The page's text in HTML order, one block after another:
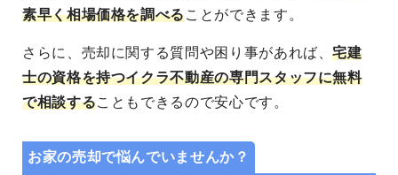
素早く相場価格を調べることができます。
さらに、売却に関する質問や困り事があれば、宅建
士の資格を持つイクラ不動産の専門スタッフに無料
で相談することもできるので安心です。
お家の売却で悩んでいませんか？